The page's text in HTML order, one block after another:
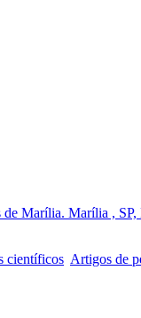
de Marília. Marília , SP,
científicos Artigos de